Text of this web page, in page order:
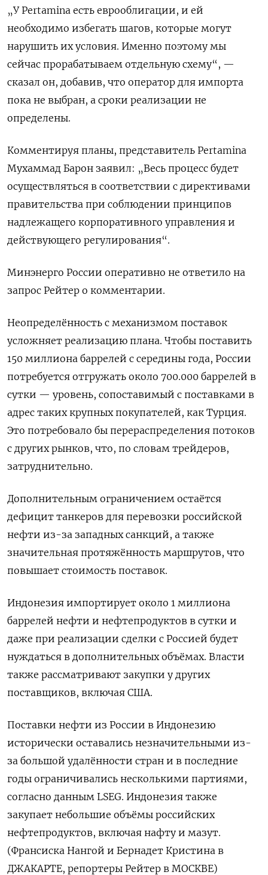
„У Pertamina есть еврооблигации, и ей
необходимо избегать шагов, которые могут
нарушить их условия. Именно поэтому мы
сейчас прорабатываем отдельную схему“, — ​
сказал он, добавив, что оператор для ​импорта
пока не выбран, ‌а сроки реализации не
определены.
Комментируя планы, представитель Pertamina
Мухаммад Барон заявил: „Весь процесс будет
осуществляться в соответствии ​с директивами
правительства при соблюдении принципов
надлежащего корпоративного управления и
действующего регулирования“.
Минэнерго России оперативно не ответило на
запрос Рейтер о комментарии.
Неопределённость с механизмом поставок
усложняет реализацию плана. Чтобы поставить
150 миллиона баррелей с середины года, России
потребуется отгружать около 700.000 баррелей в
сутки — уровень, сопоставимый с поставками в
адрес таких крупных покупателей, как Турция.
Это потребовало бы перераспределения потоков
с других рынков, что, по словам трейдеров,
затруднительно.
Дополнительным ограничением остаётся
дефицит танкеров для перевозки российской
нефти ​из-за западных санкций, а также
значительная ⁠протяжённость маршрутов, что
повышает стоимость поставок.
Индонезия импортирует около 1 миллиона
баррелей нефти и нефтепродуктов в сутки и
даже при реализации сделки с Россией будет
‌нуждаться в дополнительных объёмах. Власти
также рассматривают закупки у других
поставщиков, включая США.
Поставки нефти из ‌России в Индонезию
исторически оставались незначительными из-
за большой удалённости стран и в последние
годы ограничивались несколькими партиями, ​
согласно данным LSEG. Индонезия также
закупает небольшие объёмы российских
нефтепродуктов, включая нафту и мазут.
(Франсиска ‌Нангой и Бернадет Кристина в
ДЖАКАРТЕ, репортеры Рейтер в МОСКВЕ)